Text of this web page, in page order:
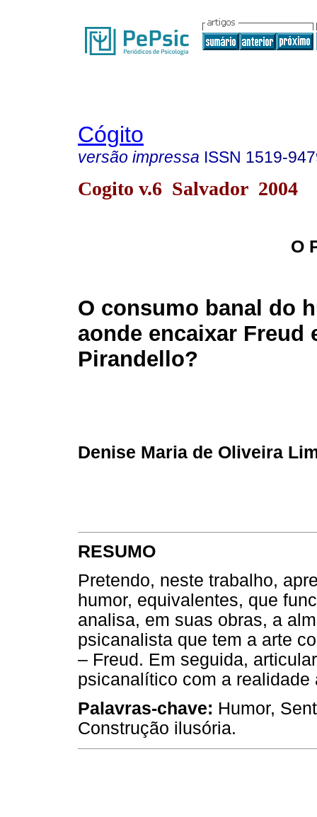
Cógito
versão impressa ISSN 1519-
Cogito v.6 Salvador 2004
O
O consumo banal do
aonde encaixar Freud
Pirandello?
Denise Maria de Oliveira
RESUMO
Pretendo, neste trabalho,
humor, equivalentes, que
analisa, em suas obras, a
psicanalista que tem a arte
– Freud. Em seguida,
psicanalítico com a
Palavras-chave: Humor,
Construção ilusória.